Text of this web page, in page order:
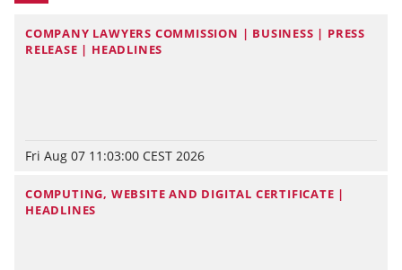
COMPANY LAWYERS COMMISSION | BUSINESS | PRESS
RELEASE | HEADLINES
Fri Aug 07 11:03:00 CEST 2026
COMPUTING, WEBSITE AND DIGITAL CERTIFICATE |
HEADLINES